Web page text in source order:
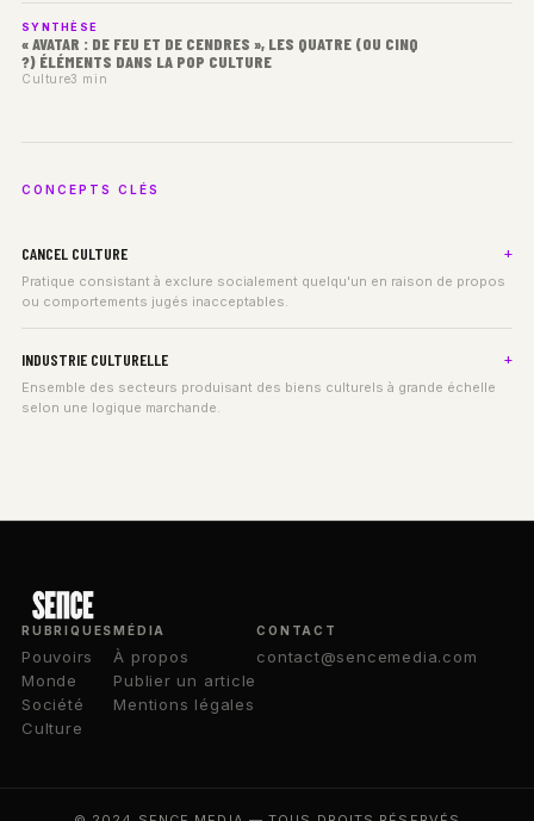
SYNTHÈSE
« AVATAR : DE FEU ET DE CENDRES », LES QUATRE (OU CINQ
?) ÉLÉMENTS DANS LA POP CULTURE
Culture3 min
CONCEPTS CLÉS
CANCEL CULTURE
Pratique consistant à exclure socialement quelqu'un en raison de propos
ou comportements jugés inacceptables.
INDUSTRIE CULTURELLE
Ensemble des secteurs produisant des biens culturels à grande échelle
selon une logique marchande.
RUBRIQUES
Pouvoirs
Monde
Société
Culture
MÉDIA
À propos
Publier un article
Mentions légales
CONTACT
contact@sencemedia.com